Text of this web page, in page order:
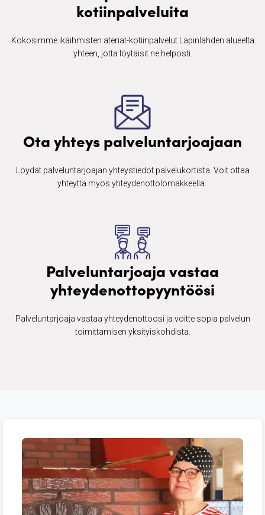
kotiinpalveluita
Kokosimme ikäihmisten ​ateriat-kotiinpalvelut Lapinlahden alueelta
yhteen, jotta löytäisit ne helposti.
Ota yhteys palveluntarjoajaan
Löydät palveluntarjoajan yhteystiedot palvelukortista. Voit ottaa
yhteyttä myös yhteydenottolomakkeella. ​
Palveluntarjoaja vastaa
yhteydenottopyyntöösi
Palveluntarjoaja vastaa yhteydenottoosi ja voitte sopia palvelun
toimittamisen yksityiskohdista.